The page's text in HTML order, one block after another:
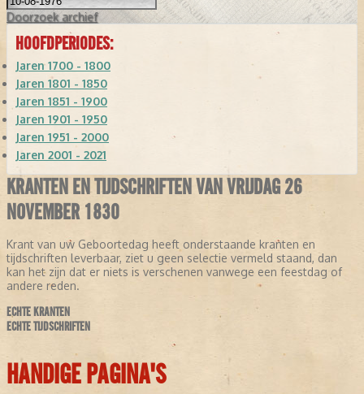
Doorzoek archief
HOOFDPERIODES:
Jaren 1700 - 1800
Jaren 1801 - 1850
Jaren 1851 - 1900
Jaren 1901 - 1950
Jaren 1951 - 2000
Jaren 2001 - 2021
KRANTEN EN TIJDSCHRIFTEN VAN VRIJDAG 26
NOVEMBER 1830
Krant van uw Geboortedag heeft onderstaande kranten en
tijdschriften leverbaar, ziet u geen selectie vermeld staand, dan
kan het zijn dat er niets is verschenen vanwege een feestdag of
andere reden.
ECHTE KRANTEN
ECHTE TIJDSCHRIFTEN
HANDIGE PAGINA'S